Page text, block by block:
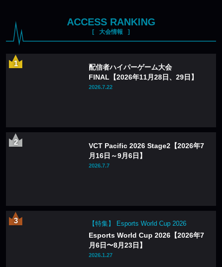
ACCESS RANKING
大会情報
配信者ハイパーゲーム大会
FINAL【2026年11月28日、29日】
2026.7.22
VCT Pacific 2026 Stage2【2026年7
月16日～9月6日】
2026.7.7
【特集】 Esports World Cup 2026
Esports World Cup 2026【2026年7
月6日〜8月23日】
2026.1.27